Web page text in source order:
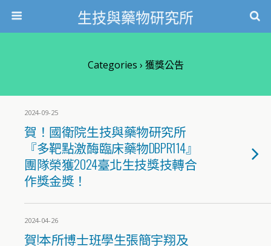
生技與藥物研究所
Categories › 獲獎公告
2024-09-25
賀！國衛院生技與藥物研究所
『多靶點激酶臨床藥物DBPR114』
團隊榮獲2024臺北生技獎技轉合
作獎金獎！
2024-04-26
賀!本所博士班學生張簡宇翔及